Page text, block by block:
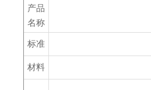
产品
名称
标准
材料